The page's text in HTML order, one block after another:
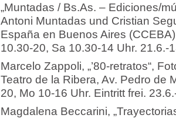
„Muntadas / Bs.As. – Ediciones/
Antoni Muntadas und Cristian
España en Buenos Aires
10.30-20, Sa 10.30-14 Uhr. 21.6.-
Marcelo Zappoli, „’80-retratos“,
Teatro de la Ribera, Av. Pedro de
20, Mo 10-16 Uhr. Eintritt frei.
Magdalena Beccarini,